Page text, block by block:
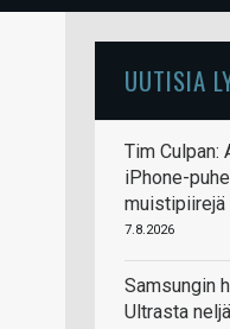
UUTISIA
Tim Culpan:
iPhone-
muistipiirejä
7.8.2026
Samsungin
Ultrasta